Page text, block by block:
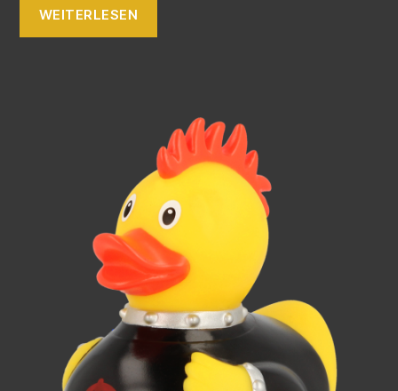
WEITERLESEN